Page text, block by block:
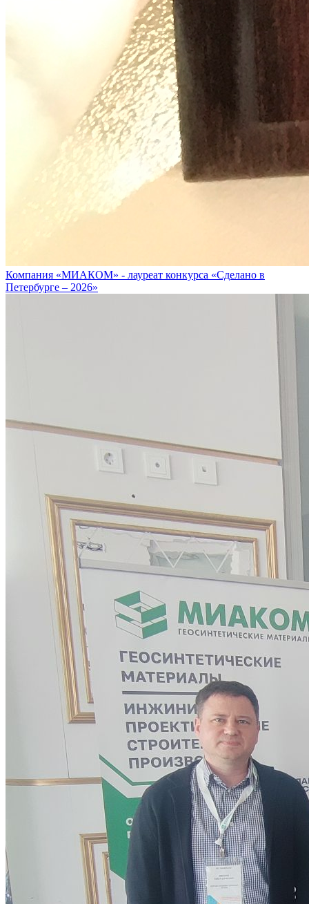
Компания «МИАКОМ» - лауреат конкурса «Сделано в
Петербурге – 2026»